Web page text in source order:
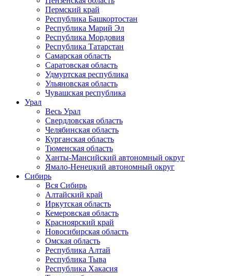
Пермский край
Республика Башкортостан
Республика Марий Эл
Республика Мордовия
Республика Татарстан
Самарская область
Саратовская область
Удмуртская республика
Ульяновская область
Чувашская республика
Урал
Весь Урал
Свердловская область
Челябинская область
Курганская область
Тюменская область
Ханты-Мансийский автономный округ
Ямало-Ненецкий автономный округ
Сибирь
Вся Сибирь
Алтайский край
Иркутская область
Кемеровская область
Красноярский край
Новосибирская область
Омская область
Республика Алтай
Республика Тыва
Республика Хакасия